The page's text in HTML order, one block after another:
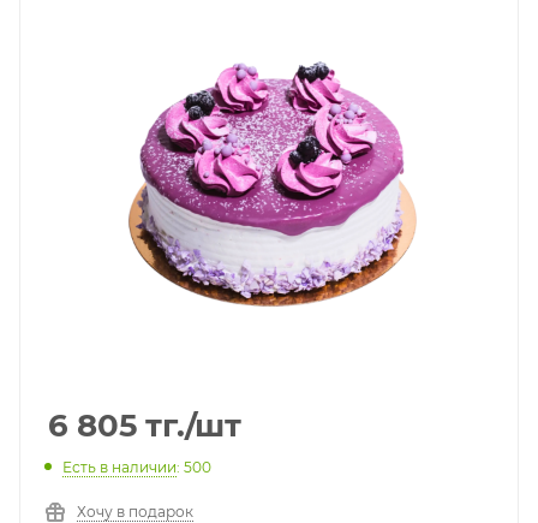
6 805 тг./шт
Есть в наличии: 500
Хочу в подарок